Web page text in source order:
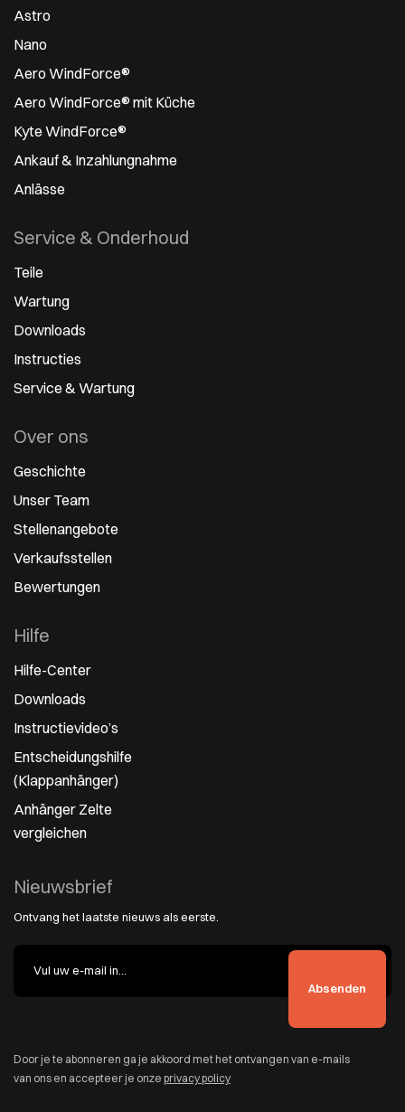
Astro
Nano
Aero WindForce®
Aero WindForce® mit Küche
Kyte WindForce®
Ankauf & Inzahlungnahme
Anlässe
Service & Onderhoud
Teile
Wartung
Downloads
Instructies
Service & Wartung
Over ons
Geschichte
Unser Team
Stellenangebote
Verkaufsstellen
Bewertungen
Hilfe
Hilfe-Center
Downloads
Instructievideo’s
Entscheidungshilfe
(Klappanhänger)
Anhänger Zelte
vergleichen
Nieuwsbrief
Ontvang het laatste nieuws als eerste.
Door je te abonneren ga je akkoord met het ontvangen van e-mails
van ons en accepteer je onze privacy policy